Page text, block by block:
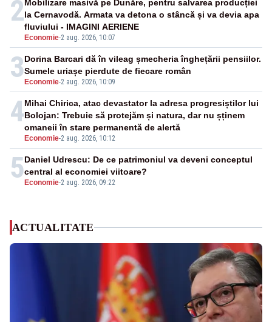
2
Economie-2 aug. 2026, 10:07
Mobilizare masivă pe Dunăre, pentru salvarea producției
la Cernavodă. Armata va detona o stâncă și va devia apa
fluviului - IMAGINI AERIENE
3 Economie-2 aug. 2026, 10:09
Dorina Barcari dă în vileag șmecheria înghețării pensiilor.
Sumele uriașe pierdute de fiecare român
4
Economie-2 aug. 2026, 10:12
Mihai Chirica, atac devastator la adresa progresiștilor lui
Bolojan: Trebuie să protejăm și natura, dar nu șținem
omaneii în stare permanentă de alertă
5 Economie-2 aug. 2026, 09:22
Daniel Udrescu: De ce patrimoniul va deveni conceptul
central al economiei viitoare?
ACTUALITATE